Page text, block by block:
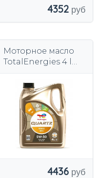
4352
Моторное масло
TotalEnergies 4 l
4436